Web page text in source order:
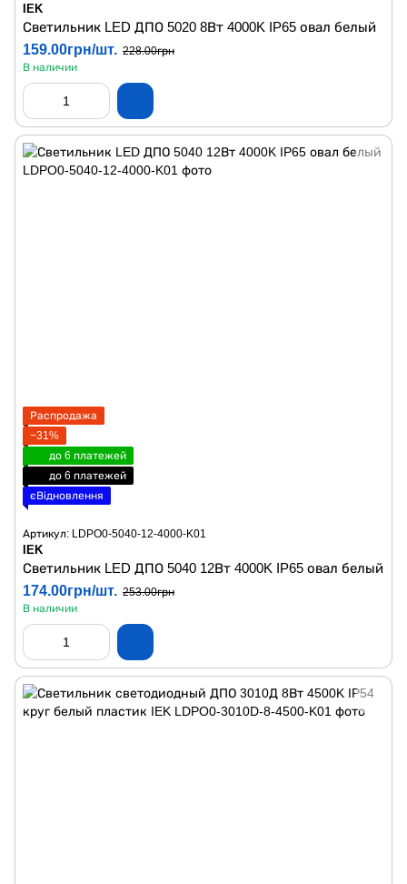
IEK
Светильник LED ДПО 5020 8Вт 4000K IP65 овал белый
159.00грн/шт. 228.00грн
В наличии
Распродажа
−31%
до 6 платежей
до 6 платежей
єВідновлення
Артикул: LDPO0-5040-12-4000-K01
IEK
Светильник LED ДПО 5040 12Вт 4000K IP65 овал белый
174.00грн/шт. 253.00грн
В наличии